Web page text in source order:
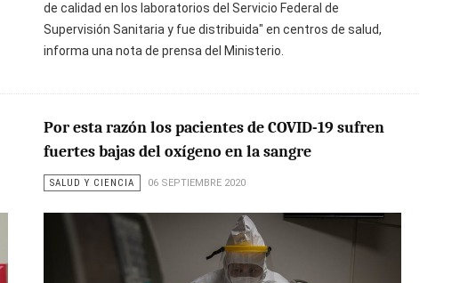
de calidad en los laboratorios del Servicio Federal de
Supervisión Sanitaria y fue distribuida" en centros de salud,
informa una nota de prensa del Ministerio.
Por esta razón los pacientes de COVID-19 sufren
fuertes bajas del oxígeno en la sangre
SALUD Y CIENCIA 06 SEPTIEMBRE 2020